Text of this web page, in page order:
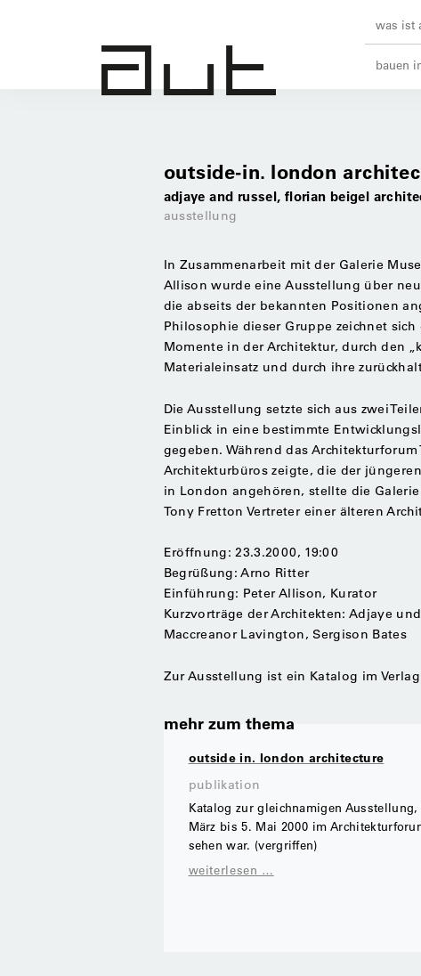
was ist
bauen
outside-in. london
adjaye and russel, florian beigel
ausstellung
In Zusammenarbeit mit der Galerie
Allison wurde eine Ausstellung über
die abseits der bekannten Positionen
Philosophie dieser Gruppe zeichnet
Momente in der Architektur, durch den
Materialeinsatz und durch ihre
Die Ausstellung setzte sich aus zwei
Einblick in eine bestimmte
gegeben. Während das
Architekturbüros zeigte, die der
in London angehören, stellte die
Tony Fretton Vertreter einer älteren
Eröffnung: 23.3.2000, 19:00
Begrüßung: Arno Ritter
Einführung: Peter Allison, Kurator
Kurzvorträge der Architekten: Adjaye
Maccreanor Lavington, Sergison Bates
Zur Ausstellung ist ein Katalog im
mehr zum thema
outside in. london architecture
publikation
Katalog zur gleichnamigen Ausstellung,
März bis 5. Mai 2000 im
sehen war. (vergriffen)
weiterlesen …